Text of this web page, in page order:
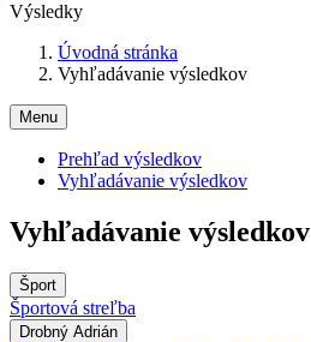
Výsledky
Úvodná stránka
Vyhľadávanie výsledkov
Menu
Prehľad výsledkov
Vyhľadávanie výsledkov
Vyhľadávanie výsledkov
Šport
Športová streľba
Drobný Adrián